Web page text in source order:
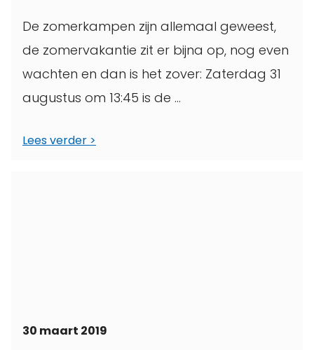
De zomerkampen zijn allemaal geweest,
de zomervakantie zit er bijna op, nog even
wachten en dan is het zover: Zaterdag 31
augustus om 13:45 is de ...
Lees verder
30 maart 2019